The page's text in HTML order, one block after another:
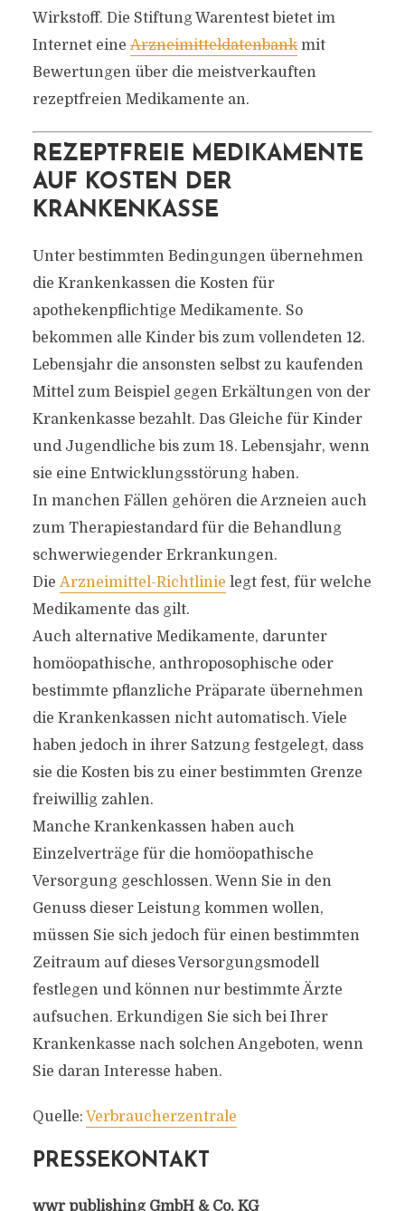
Wirkstoff. Die Stiftung Warentest bietet im
Internet eineArzneimitteldatenbankmit
Bewertungen über die meistverkauften
rezeptfreien Medikamente an.
REZEPTFREIE MEDIKAMENTE
AUF KOSTEN DER
KRANKENKASSE
Unter bestimmten Bedingungen übernehmen
die Krankenkassen die Kosten für
apothekenpflichtige Medikamente. So
bekommen alle Kinder bis zum vollendeten 12.
Lebensjahr die ansonsten selbst zu kaufenden
Mittel zum Beispiel gegen Erkältungen von der
Krankenkasse bezahlt. Das Gleiche für Kinder
und Jugendliche bis zum 18. Lebensjahr, wenn
sie eine Entwicklungsstörung haben.
In manchen Fällen gehören die Arzneien auch
zum Therapiestandard für die Behandlung
schwerwiegender Erkrankungen.
Die Arzneimittel-Richtlinie legt fest, für welche
Medikamente das gilt.
Auch alternative Medikamente, darunter
homöopathische, anthroposophische oder
bestimmte pflanzliche Präparate übernehmen
die Krankenkassen nicht automatisch. Viele
haben jedoch in ihrer Satzung festgelegt, dass
sie die Kosten bis zu einer bestimmten Grenze
freiwillig zahlen.
Manche Krankenkassen haben auch
Einzelverträge für die homöopathische
Versorgung geschlossen. Wenn Sie in den
Genuss dieser Leistung kommen wollen,
müssen Sie sich jedoch für einen bestimmten
Zeitraum auf dieses Versorgungsmodell
festlegen und können nur bestimmte Ärzte
aufsuchen. Erkundigen Sie sich bei Ihrer
Krankenkasse nach solchen Angeboten, wenn
Sie daran Interesse haben.
Quelle: Verbraucherzentrale
PRESSEKONTAKT
wwr publishing GmbH & Co. KG